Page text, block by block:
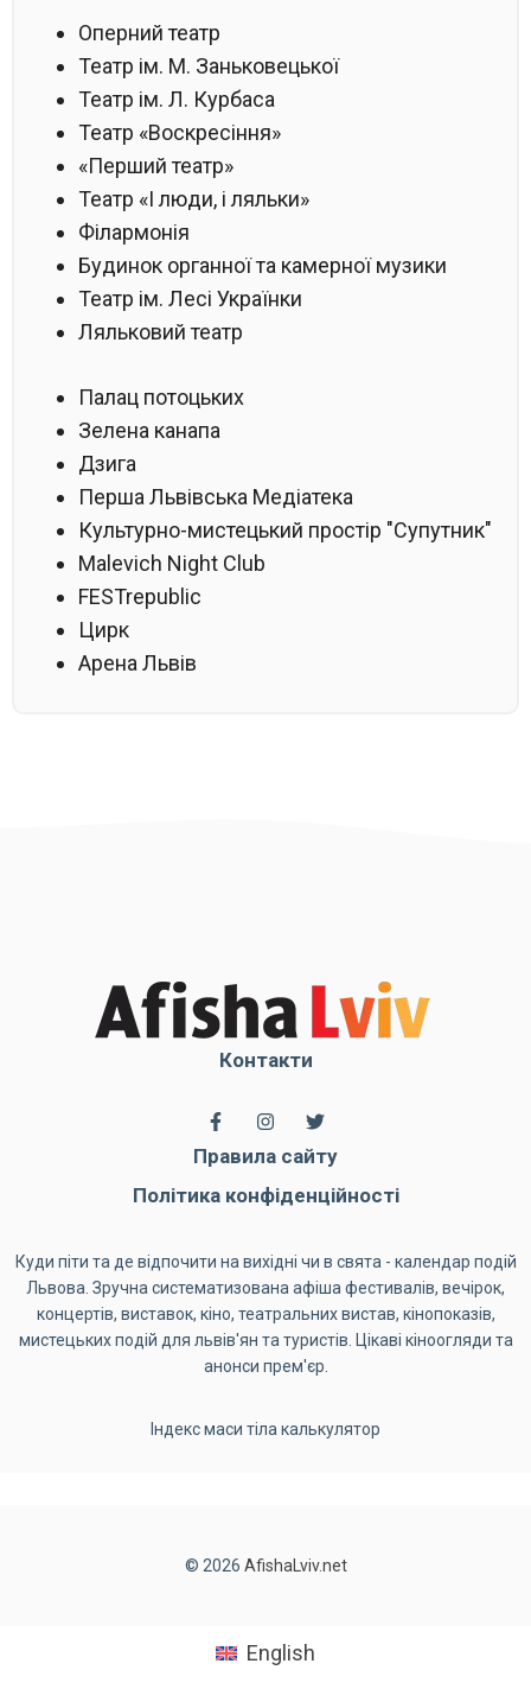
Оперний театр
Театр ім. М. Заньковецької
Театр ім. Л. Курбаса
Театр «Воскресіння»
«Перший театр»
Театр «І люди, і ляльки»
Філармонія
Будинок органної та камерної музики
Театр ім. Лесі Українки
Ляльковий театр
Палац потоцьких
Зелена канапа
Дзига
Перша Львівська Медіатека
Культурно-мистецький простір "Супутник"
Malevich Night Club
FESTrepublic
Цирк
Арена Львів
Контакти
Правила сайту
Політика конфіденційності
Куди піти та де відпочити на вихідні чи в свята - календар подій
Львова. Зручна систематизована афіша фестивалів, вечірок,
концертів, виставок, кіно, театральних вистав, кінопоказів,
мистецьких подій для львів'ян та туристів. Цікаві кіноогляди та
анонси прем'єр.
Індекс маси тіла калькулятор
© 2026 AfishaLviv.net
English